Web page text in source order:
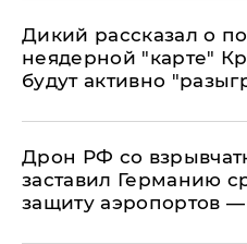
Дикий рассказал о
неядерной "карте"
будут активно
​Дрон РФ со
заставил Германию
защиту аэропортов